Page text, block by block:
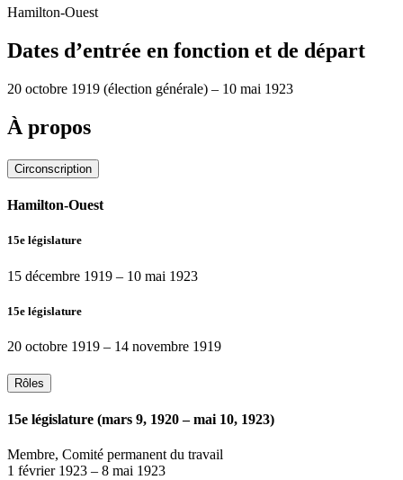
Hamilton-Ouest
Dates d’entrée en fonction et de départ
20 octobre 1919 (élection générale) – 10 mai 1923
À propos
Circonscription
Hamilton-Ouest
15e législature
15 décembre 1919 – 10 mai 1923
15e législature
20 octobre 1919 – 14 novembre 1919
Rôles
15e législature (mars 9, 1920 – mai 10, 1923)
Membre, Comité permanent du travail
1 février 1923 – 8 mai 1923